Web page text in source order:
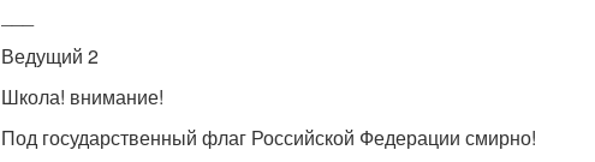
Ведущий 2
Школа! внимание!
Под государственный флаг Российской Федерации смирно!